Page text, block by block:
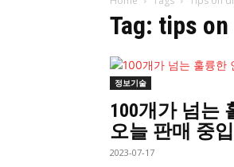
Tag: tips
정보기술
100개가 넘는
오늘 판매 중
2023-07-17